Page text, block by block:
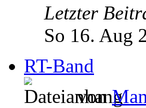
Letzter
So 16. Aug
RT-Band
von